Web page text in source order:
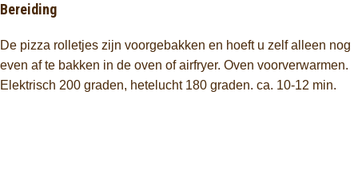
Bereiding
De pizza rolletjes zijn voorgebakken en hoeft u zelf alleen nog
even af te bakken in de oven of airfryer. Oven voorverwarmen.
Elektrisch 200 graden, hetelucht 180 graden. ca. 10-12 min.